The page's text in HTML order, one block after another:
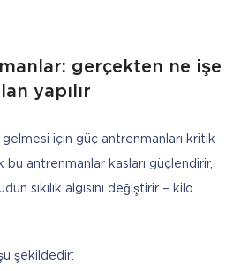
gerçekten ne işe
yapılır
gelmesi için güç antrenmanları kritik
bu antrenmanlar kasları güçlendirir,
sıkılık algısını değiştirir – kilo
şekildedir: